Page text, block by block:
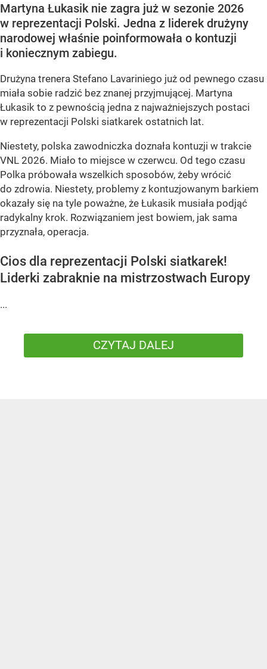
Martyna Łukasik nie zagra już w sezonie 2026
w reprezentacji Polski. Jedna z liderek drużyny
narodowej właśnie poinformowała o kontuzji
i koniecznym zabiegu.
Drużyna trenera Stefano Lavariniego już od pewnego czasu
miała sobie radzić bez znanej przyjmującej. Martyna
Łukasik to z pewnością jedna z najważniejszych postaci
w reprezentacji Polski siatkarek ostatnich lat.
Niestety, polska zawodniczka doznała kontuzji w trakcie
VNL 2026. Miało to miejsce w czerwcu. Od tego czasu
Polka próbowała wszelkich sposobów, żeby wrócić
do zdrowia. Niestety, problemy z kontuzjowanym barkiem
okazały się na tyle poważne, że Łukasik musiała podjąć
radykalny krok. Rozwiązaniem jest bowiem, jak sama
przyznała, operacja.
Cios dla reprezentacji Polski siatkarek!
Liderki zabraknie na mistrzostwach Europy
...
CZYTAJ DALEJ